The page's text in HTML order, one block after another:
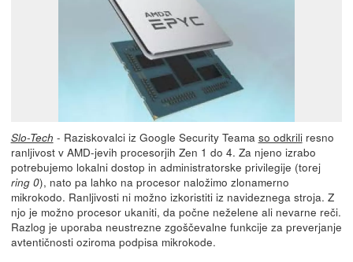
Slo-Tech - Raziskovalci iz Google Security Teama so odkriliresno
ranljivost v AMD-jevih procesorjih Zen 1 do 4. Za njeno izrabo
potrebujemo lokalni dostop in administratorske privilegije (torej
ring 0), nato pa lahko na procesor naložimo zlonamerno
mikrokodo. Ranljivosti ni možno izkoristiti iz navideznega stroja. Z
njo je možno procesor ukaniti, da počne neželene ali nevarne reči.
Razlog je uporaba neustrezne zgoščevalne funkcije za preverjanje
avtentičnosti oziroma podpisa mikrokode.